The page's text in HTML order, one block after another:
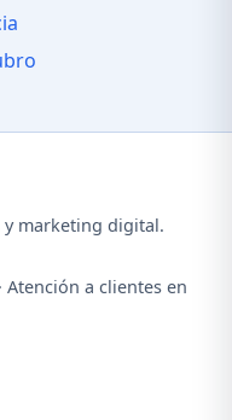
marketing digital.
Atención a clientes en